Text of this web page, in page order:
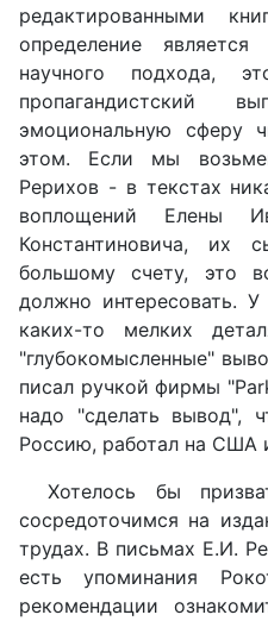
редактированными
определение является
научного подхода,
пропагандистский
эмоциональную сферу
этом. Если мы
Рерихов - в текстах
воплощений Елены
Константиновича, их
большому счету, это
должно интересовать.
каких-то мелких
"глубокомысленные"
писал ручкой фирмы
надо "сделать вывод",
Россию, работал на
Хотелось бы
сосредоточимся на
трудах. В письмах Е.И.
есть упоминания
рекомендации